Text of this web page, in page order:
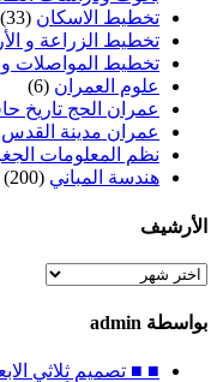
تخطيط الاسكان (33)
تخطيط الزراعة و
تخطيط المواصلات
علوم العمران (6)
عمران الحج تاريخ
عمران مدينة القدس
نظم المعلومات
هندسة المباني (200)
الأرشيف
الأرشيف
بواسطة admin